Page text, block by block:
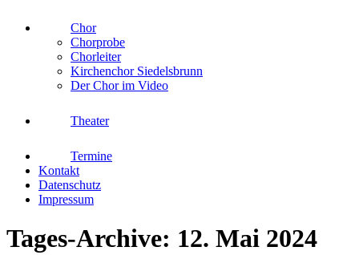
Chor
Chorprobe
Chorleiter
Kirchenchor Siedelsbrunn
Der Chor im Video
Theater
Termine
Kontakt
Datenschutz
Impressum
Tages-Archive: 12. Mai 2024